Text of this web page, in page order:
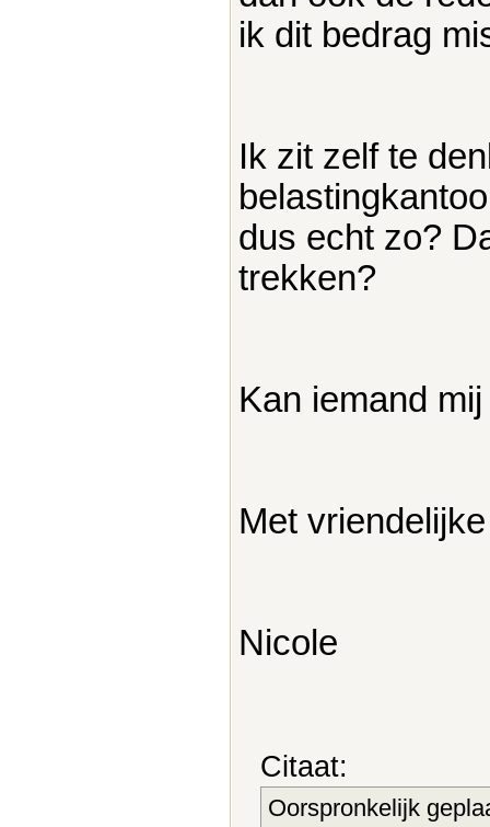
ik dit bedrag
Ik zit zelf te
dus echt zo?
trekken?
Kan iemand
Met
Nicole
Citaat:
Oorspronkelijk